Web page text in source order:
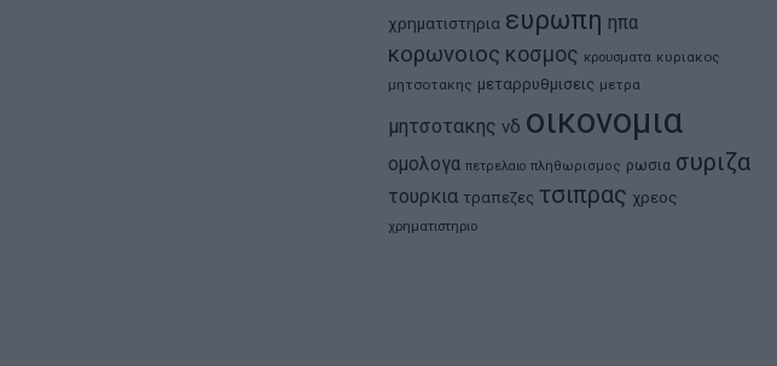
χρηματιστηρια ευρωπη ηπα
κορωνοιος κοσμος κρουσματα κυριακος
μητσοτακης μεταρρυθμισεις μετρα
μητσοτακης νδ οικονομια
ομολογα πετρελαιο πληθωρισμος ρωσια συριζα
τουρκια τραπεζες τσιπρας χρεος
χρηματιστηριο